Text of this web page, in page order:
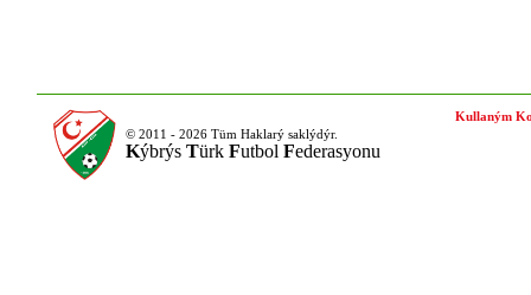
© 2011 - 2026 Tüm Haklarý saklýdýr.
Kýbrýs Türk Futbol Federasyonu
Kullaným